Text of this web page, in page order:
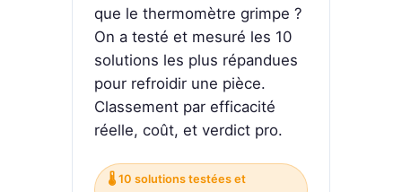
que le thermomètre grimpe ?
On a testé et mesuré les 10
solutions les plus répandues
pour refroidir une pièce.
Classement par efficacité
réelle, coût, et verdict pro.
🌡️ 10 solutions testées et